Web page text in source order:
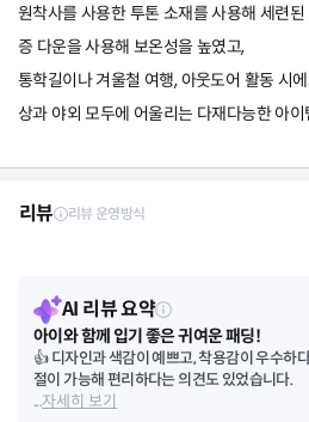
원착사를 사용한 투톤 소재를 사용해 세련
증 다운을 사용해 보온성을 높였고,
통학길이나 겨울철 여행, 아웃도어 활동 시
상과 야외 모두에 어울리는 다재다능한 아이